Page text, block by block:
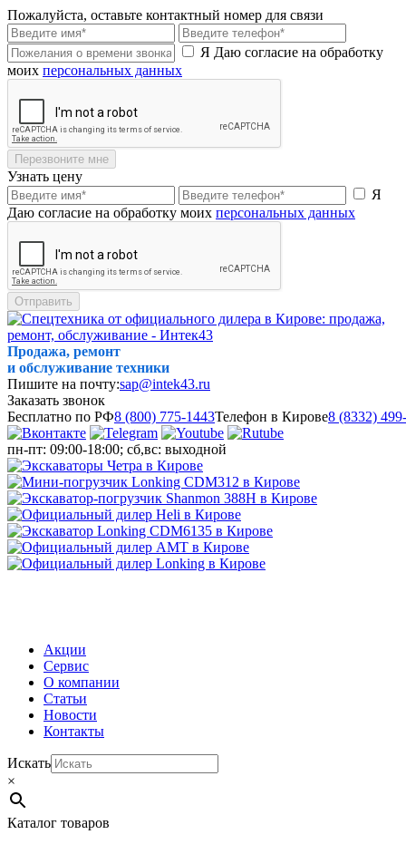
Пожалуйста, оставьте контактный номер для связи
Я Даю согласие на обработку
моих персональных данных
Перезвоните мне
Узнать цену
Я
Даю согласие на обработку моих персональных данных
Отправить
Продажа, ремонт
и обслуживание техники
Пишите на почту:sap@intek43.ru
Заказать звонок
Бесплатно по РФ8 (800) 775-1443Телефон в Кирове8 (8332)
пн-пт: 09:00-18:00; сб,вс: выходной
Акции
Сервис
О компании
Статьи
Новости
Контакты
Искать
×
Каталог товаров